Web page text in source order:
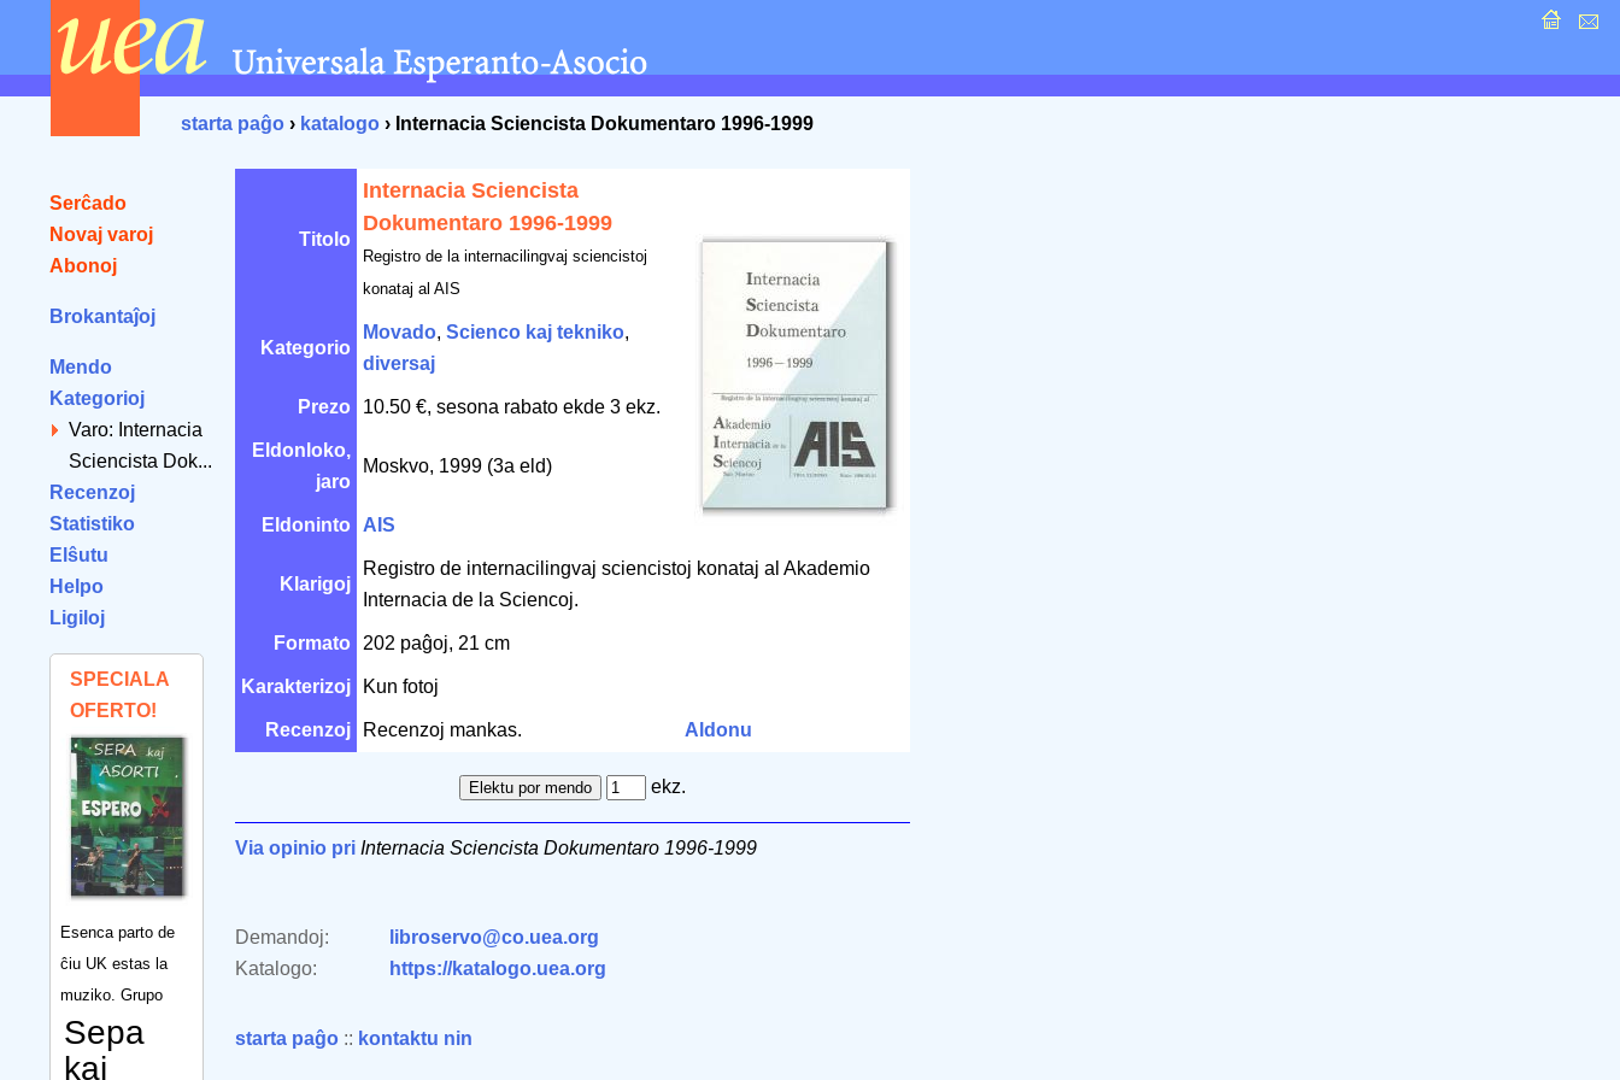
starta paĝo › katalogo › Internacia Sciencista Dokumentaro 1996-1999
Serĉado
Novaj varoj
Abonoj
Brokantaĵoj
Mendo
Kategorioj
Varo: Internacia
Sciencista Dok...
Recenzoj
Statistiko
Elŝutu
Helpo
Ligiloj
SPECIALA
OFERTO!
Esenca parto de
ĉiu UK estas la
muziko. Grupo
Sepa
kaj
Titolo
Internacia Sciencista
Dokumentaro 1996-1999
Registro de la internacilingvaj sciencistoj
konataj al AIS
Kategorio
Movado, Scienco kaj tekniko,
diversaj
Prezo 10.50 €, sesona rabato ekde 3 ekz.
Eldonloko,
jaro
Moskvo, 1999 (3a eld)
Eldoninto AIS
Klarigoj
Registro de internacilingvaj sciencistoj konataj al Akademio
Internacia de la Sciencoj.
Formato 202 paĝoj, 21 cm
Karakterizoj Kun fotoj
Recenzoj Recenzoj mankas. Aldonu
ekz.
Via opinio pri Internacia Sciencista Dokumentaro 1996-1999
Demandoj:
libroservo@co.uea.org
Katalogo:
https://katalogo.uea.org
starta paĝo :: kontaktu nin